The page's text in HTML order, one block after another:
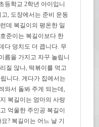
등학교 2학년 아이입니
, 도장에서는 준비 운동
데 복길이의 평온한 일
준이는 복길이보다 한
다 덩치도 더 큽니다. 무
름을 가지고 자꾸 놀립니
질 않나, 떡볶이를 먹고
니다. 게다가 집에서는
와서 돌봐 주게 되는데,
복길이는 엄마의 사랑
억울한 주인공 복길이
? 복길이는 어느 날 기